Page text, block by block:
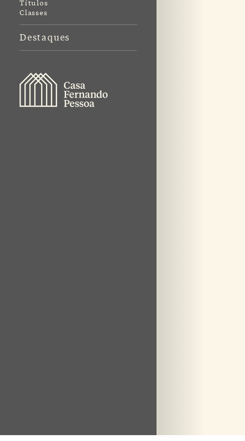
Títulos
Classes
Destaques